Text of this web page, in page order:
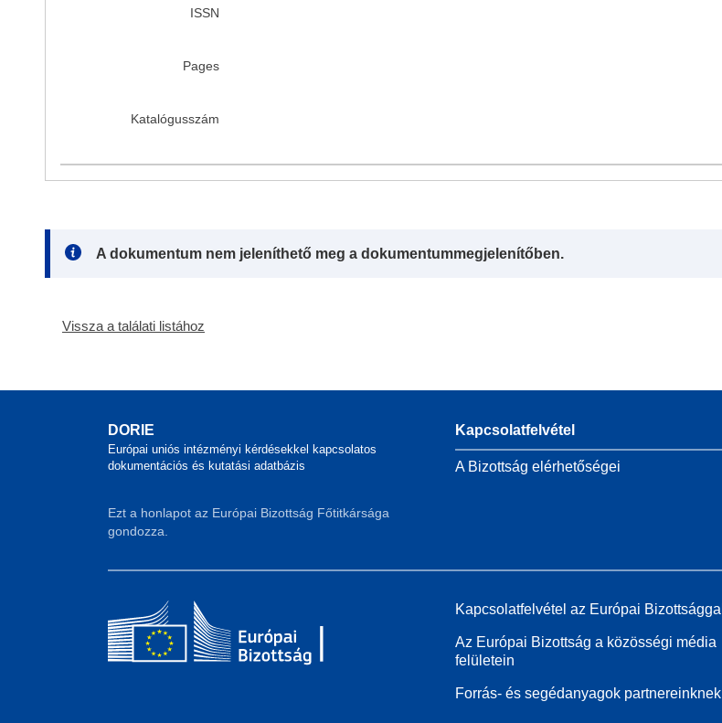
ISSN
Pages
Katalógusszám
Note:
A dokumentum nem jeleníthető meg a dokumentummegjelenítőben.
Vissza a találati listához
DORIE
Európai uniós intézményi kérdésekkel kapcsolatos
dokumentációs és kutatási adatbázis
Ezt a honlapot az Európai Bizottság Főtitkársága
gondozza.
Kapcsolatfelvétel
A Bizottság elérhetőségei
Kapcsolatfelvétel az Európai Bizottsággal
Az Európai Bizottság a közösségi média
felületein
Forrás- és segédanyagok partnereinknek